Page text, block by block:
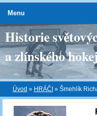
Historie
a zlínského
Úvod » HRÁČI » Šmehlík
Menu